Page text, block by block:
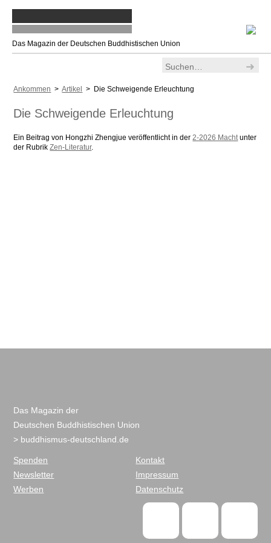
Das Magazin der Deutschen Buddhistischen Union
Ankommen >Artikel > Die Schweigende Erleuchtung
Die Schweigende Erleuchtung
Ein Beitrag von Hongzhi Zhengjue veröffentlicht in der2-2026 Machtunter
der RubrikZen-Literatur.
Das Magazin der
Deutschen Buddhistischen Union
> buddhismus-deutschland.de
Spenden
Newsletter
Werben
Kontakt
Impressum
Datenschutz